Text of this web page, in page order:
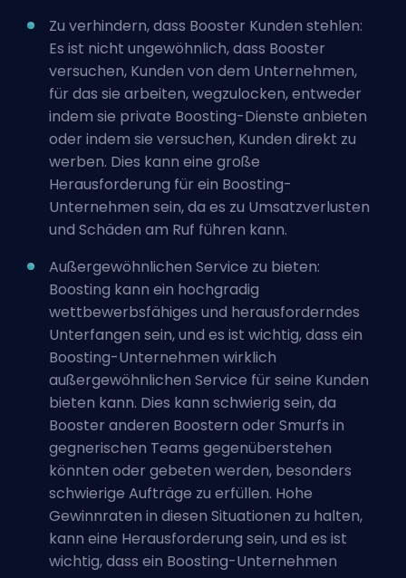
Zu verhindern, dass Booster Kunden stehlen:
Es ist nicht ungewöhnlich, dass Booster
versuchen, Kunden von dem Unternehmen,
für das sie arbeiten, wegzulocken, entweder
indem sie private Boosting-Dienste anbieten
oder indem sie versuchen, Kunden direkt zu
werben. Dies kann eine große
Herausforderung für ein Boosting-
Unternehmen sein, da es zu Umsatzverlusten
und Schäden am Ruf führen kann.
Außergewöhnlichen Service zu bieten:
Boosting kann ein hochgradig
wettbewerbsfähiges und herausforderndes
Unterfangen sein, und es ist wichtig, dass ein
Boosting-Unternehmen wirklich
außergewöhnlichen Service für seine Kunden
bieten kann. Dies kann schwierig sein, da
Booster anderen Boostern oder Smurfs in
gegnerischen Teams gegenüberstehen
könnten oder gebeten werden, besonders
schwierige Aufträge zu erfüllen. Hohe
Gewinnraten in diesen Situationen zu halten,
kann eine Herausforderung sein, und es ist
wichtig, dass ein Boosting-Unternehmen